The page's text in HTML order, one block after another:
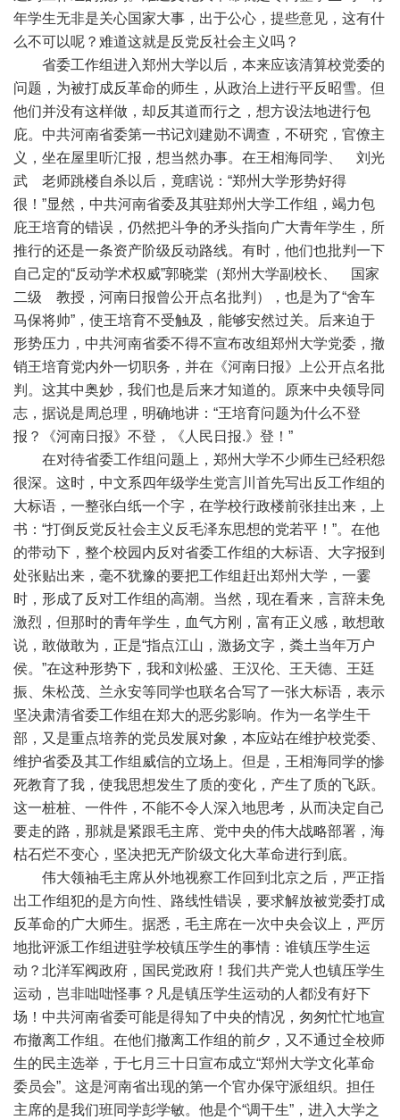
年学生无非是关心国家大事，出于公心，提些意见，这有什
么不可以呢？难道这就是反党反社会主义吗？
省委工作组进入郑州大学以后，本来应该清算校党委的
问题，为被打成反革命的师生，从政治上进行平反昭雪。但
他们并没有这样做，却反其道而行之，想方设法地进行包
庇。中共河南省委第一书记刘建勋不调查，不研究，官僚主
义，坐在屋里听汇报，想当然办事。在王相海同学、 刘光
武 老师跳楼自杀以后，竟瞎说：“郑州大学形势好得
很！”显然，中共河南省委及其驻郑州大学工作组，竭力包
庇王培育的错误，仍然把斗争的矛头指向广大青年学生，所
推行的还是一条资产阶级反动路线。有时，他们也批判一下
自己定的“反动学术权威”郭晓棠（郑州大学副校长、 国家
二级 教授，河南日报曾公开点名批判），也是为了“舍车
马保将帅”，使王培育不受触及，能够安然过关。后来迫于
形势压力，中共河南省委不得不宣布改组郑州大学党委，撤
销王培育党内外一切职务，并在《河南日报》上公开点名批
判。这其中奥妙，我们也是后来才知道的。原来中央领导同
志，据说是周总理，明确地讲：“王培育问题为什么不登
报？《河南日报》不登，《人民日报.》登！”
在对待省委工作组问题上，郑州大学不少师生已经积怨
很深。这时，中文系四年级学生党言川首先写出反工作组的
大标语，一整张白纸一个字，在学校行政楼前张挂出来，上
书：“打倒反党反社会主义反毛泽东思想的党若平！”。在他
的带动下，整个校园内反对省委工作组的大标语、大字报到
处张贴出来，毫不犹豫的要把工作组赶出郑州大学，一霎
时，形成了反对工作组的高潮。当然，现在看来，言辞未免
激烈，但那时的青年学生，血气方刚，富有正义感，敢想敢
说，敢做敢为，正是“指点江山，激扬文字，粪土当年万户
侯。”在这种形势下，我和刘松盛、王汉伦、王天德、王廷
振、朱松茂、兰永安等同学也联名合写了一张大标语，表示
坚决肃清省委工作组在郑大的恶劣影响。作为一名学生干
部，又是重点培养的党员发展对象，本应站在维护校党委、
维护省委及其工作组威信的立场上。但是，王相海同学的惨
死教育了我，使我思想发生了质的变化，产生了质的飞跃。
这一桩桩、一件件，不能不令人深入地思考，从而决定自己
要走的路，那就是紧跟毛主席、党中央的伟大战略部署，海
枯石烂不变心，坚决把无产阶级文化大革命进行到底。
伟大领袖毛主席从外地视察工作回到北京之后，严正指
出工作组犯的是方向性、路线性错误，要求解放被党委打成
反革命的广大师生。据悉，毛主席在一次中央会议上，严厉
地批评派工作组进驻学校镇压学生的事情：谁镇压学生运
动？北洋军阀政府，国民党政府！我们共产党人也镇压学生
运动，岂非咄咄怪事？凡是镇压学生运动的人都没有好下
场！中共河南省委可能是得知了中央的情况，匆匆忙忙地宣
布撤离工作组。在他们撤离工作组的前夕，又不通过全校师
生的民主选举，于七月三十日宣布成立“郑州大学文化革命
委员会”。这是河南省出现的第一个官办保守派组织。担任
主席的是我们班同学彭学敏。他是个“调干生”，进入大学之